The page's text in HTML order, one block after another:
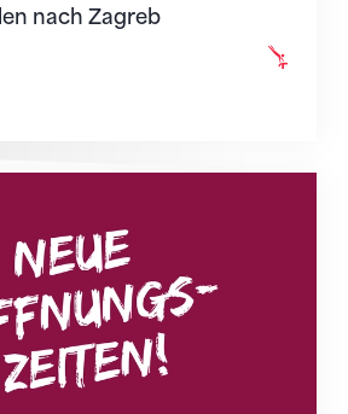
nach Zagreb
ab 1. August 2026